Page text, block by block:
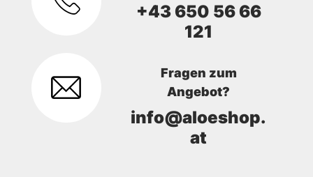
+43 650 56 66
121
Fragen zum
Angebot?
info@aloeshop.
at